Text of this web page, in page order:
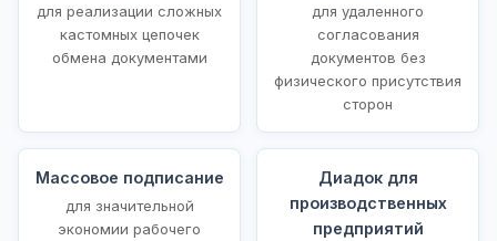
для реализации сложных
кастомных цепочек
обмена документами
для удаленного
согласования
документов без
физического присутствия
сторон
Массовое подписание
для значительной
экономии рабочего
Диадок для
производственных
предприятий